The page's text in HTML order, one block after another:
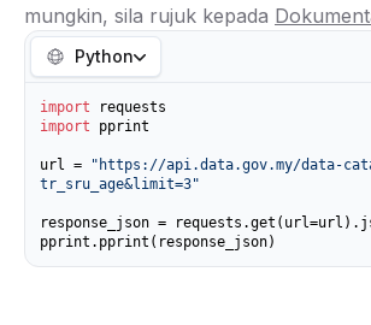
mungkin, sila rujuk kepada
Python
import
import pprint
url =
"https://api.data.gov.my/data-
tr_sru_age&limit=3"
response_json =
pprint.pprint(response_json)